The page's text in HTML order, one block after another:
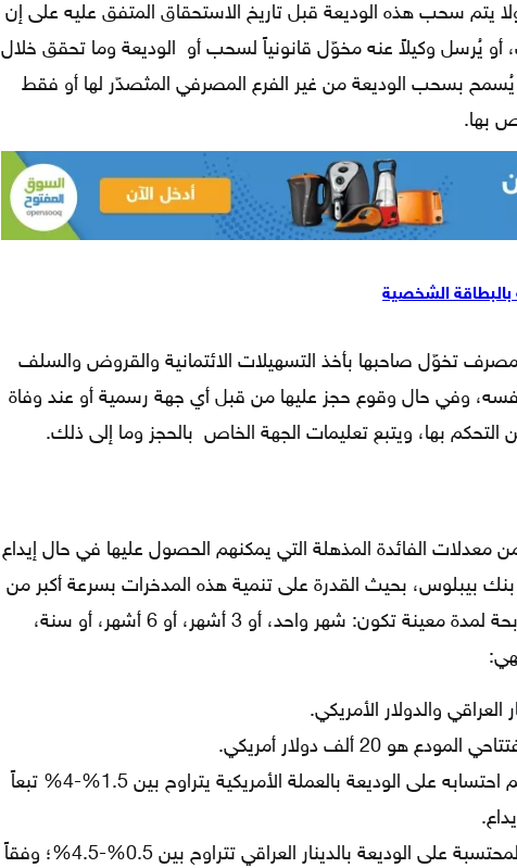
يتم سحب هذه الوديعة قبل تاريخ الاستحقاق المتفق عليه على إن
يُرسل وكيلاً عنه مخوّل قانونياً لسحب أو الوديعة وما تحقق خلال
يُسمح بسحب الوديعة من غير الفرع المصرفي المثصدّر لها أو فقط
بها.
الشخصية
تخوّل صاحبها بأخذ التسهيلات الائتمانية والقروض والسلف
وفي حال وقوع حجز عليها من قبل أي جهة رسمية أو عند وفاة
بها، ويتبع تعليمات الجهة الخاص بالحجز وما إلى ذلك.
معدلات الفائدة المذهلة التي يمكنهم الحصول عليها في حال إيداع
بيبلوس، بحيث القدرة على تنمية هذه المدخرات بسرعة أكبر من
خلال تثبيت أسعار فائدة مربحة لمدة معينة تكون: شهر واحد، أو 3 أشهر، أو 6 أشهر، أو سنة،
العراقي والدولار الأمريكي.
هو 20 ألف دولار أمريكي.
معدل الفائدة الذي يتم احتسابه على الوديعة بالعملة الأمريكية يتراوح بين 1.5%-4% تبعاً
نسبة الفائدة الدائنة المحتسبة على الوديعة بالدينار العراقي تتراوح بين 0.5%-4.5%؛ وفقاً